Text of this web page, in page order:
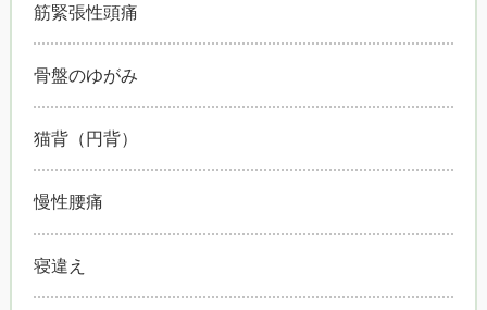
筋緊張性頭痛
骨盤のゆがみ
猫背（円背）
慢性腰痛
寝違え